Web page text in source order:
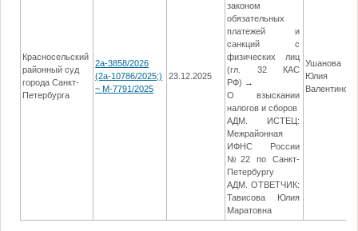
Красносельский
районный суд
города Санкт-
Петербурга
2а-3858/2026
(2а-10786/2025;)
~ М-7791/2025
23.12.2025
законом
обязательных
платежей и
санкций с
физических лиц
(гл. 32 КАС
РФ) →
О взыскании
налогов и сборов
АДМ. ИСТЕЦ:
Межрайонная
ИФНС России
№22 по Санкт-
Петербургу
АДМ. ОТВЕТЧИК:
Тависова Юлия
Маратовна
Ушанова
Юлия